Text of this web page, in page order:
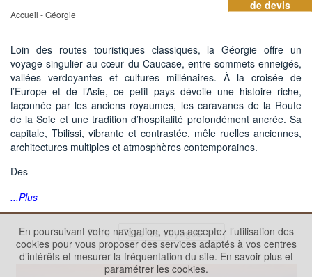
Accueil - Géorgie
Loin des routes touristiques classiques, la Géorgie offre un
voyage singulier au cœur du Caucase, entre sommets enneigés,
vallées verdoyantes et cultures millénaires. À la croisée de
l’Europe et de l’Asie, ce petit pays dévoile une histoire riche,
façonnée par les anciens royaumes, les caravanes de la Route
de la Soie et une tradition d’hospitalité profondément ancrée. Sa
capitale, Tbilissi, vibrante et contrastée, mêle ruelles anciennes,
architectures multiples et atmosphères contemporaines.
Des
...Plus
Filtre
de devis
En poursuivant votre navigation, vous acceptez l’utilisation des
cookies pour vous proposer des services adaptés à vos centres
d’intérêts et mesurer la fréquentation du site. En savoir plus et
paramétrer les cookies.